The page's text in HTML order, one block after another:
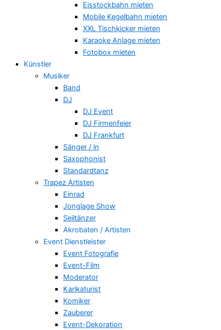
Eisstockbahn mieten
Mobile Kegelbahn mieten
XXL Tischkicker mieten
Karaoke Anlage mieten
Fotobox mieten
Künstler
Musiker
Band
DJ
DJ Event
DJ Firmenfeier
DJ Frankfurt
Sänger / in
Saxophonist
Standardtanz
Trapez Artisten
Einrad
Jonglage Show
Seiltänzer
Akrobaten / Artisten
Event Dienstleister
Event Fotografie
Event-Film
Moderator
Karikaturist
Komiker
Zauberer
Event-Dekoration